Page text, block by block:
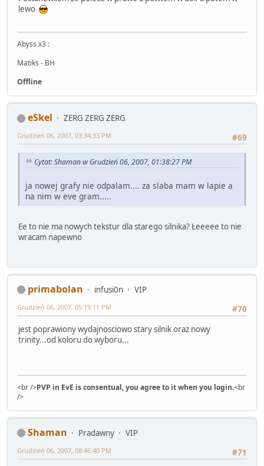
lewo
Abyss x3 :
Matiks - BH
Offline
eSkel
ZERG ZERG ZERG
#69
Grudzień 06, 2007, 03:34:33 PM
Cytat: Shaman w Grudzień 06, 2007, 01:38:27 PM
ja nowej grafy nie odpalam.... za slaba mam w lapie a
na nim w eve gram.....
Ee to nie ma nowych tekstur dla starego silnika? Łeeeee to nie
wracam napewno
primabolan infusi0n
VIP
#70
Grudzień 06, 2007, 05:19:11 PM
jest poprawiony wydajnosciowo stary silnik oraz nowy
trinity...od koloru do wyboru...
<br />PVP in EvE is consentual, you agree to it when you login.<br
/>
Shaman Pradawny
VIP
#71
Grudzień 06, 2007, 08:46:40 PM